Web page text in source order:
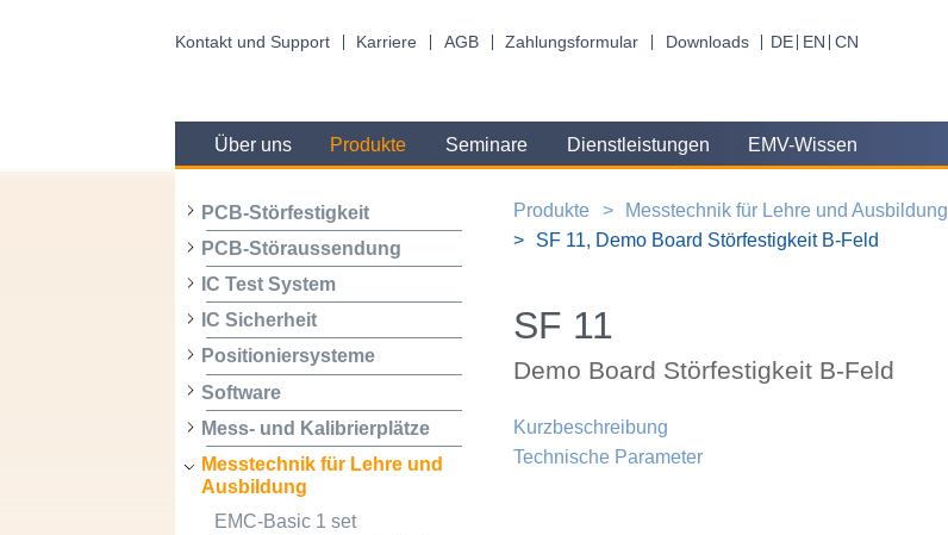
Kontakt und Support Karriere AGB Zahlungsformular Downloads DE EN CN
Über uns Produkte Seminare Dienstleistungen EMV-Wissen
PCB-Störfestigkeit
PCB-Störaussendung
IC Test System
IC Sicherheit
Positioniersysteme
Software
Mess- und Kalibrierplätze
Messtechnik für Lehre und
Ausbildung
EMC-Basic 1 set
Produkte Messtechnik für Lehre und Ausbildung
SF 11, Demo Board Störfestigkeit B-Feld
SF 11
Demo Board Störfestigkeit B-Feld
Kurzbeschreibung
Technische Parameter